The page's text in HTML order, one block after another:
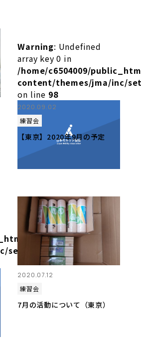
Warning: Undefined
array key 0 in
/home/c6504009/
content/themes/jma/inc/
on line 98
2020.09.02
練習会
【東京】2020年9月の予定
molkky.jp/cms/wp-
setup.php
2020.07.12
練習会
7月の活動について（東京）